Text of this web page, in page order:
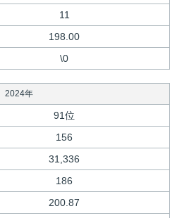
11
198.00
\0
2024年
91位
156
31,336
186
200.87